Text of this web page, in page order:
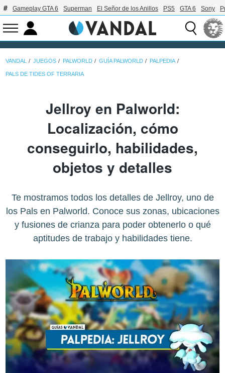
Gameplay GTA 6 Superman El Señor de los Anillos PS5 GTA 6 Sony
VANDAL JUEGOS PALWORLD GUÍA PALWORLD PALPEDIA
PALS DE TIDES OF TERRARIA
Jellroy en Palworld:
Localización, cómo
conseguirlo, habilidades,
objetos y detalles
Te mostramos todos los detalles de Jellroy, uno de
los Pals en Palworld. Conoce sus zonas, ubicaciones
y fusiones de crianza para poder obtenerlo o qué
aptitudes de trabajo y habilidades tiene.